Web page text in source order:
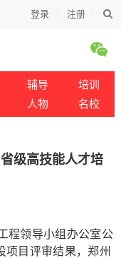
登录 注册
辅导
培训
人物 名校
级高技能人才培
程领导小组办公室公
项目评审结果，郑州